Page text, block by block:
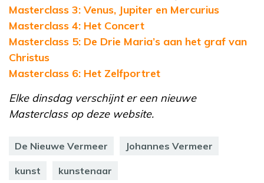
Masterclass 3: Venus, Jupiter en Mercurius
Masterclass 4: Het Concert
Masterclass 5: De Drie Maria’s aan het graf van
Christus
Masterclass 6: Het Zelfportret
Elke dinsdag verschijnt er een nieuwe
Masterclass op deze website.
De Nieuwe Vermeer Johannes Vermeer
kunst kunstenaar